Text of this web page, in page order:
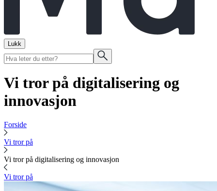
Lukk
Vi tror på digitalisering og
innovasjon
Forside
Vi tror på
Vi tror på digitalisering og innovasjon
Vi tror på